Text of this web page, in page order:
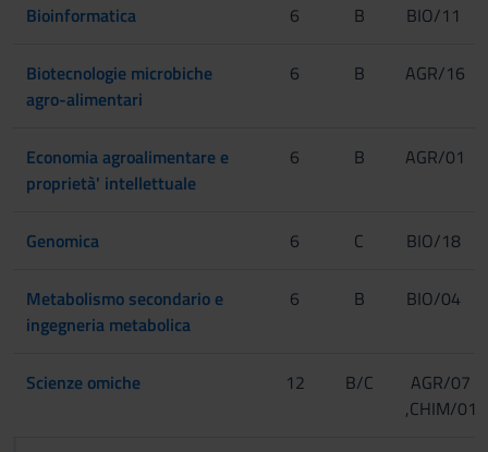
Bioinformatica 6 B BIO/11
Biotecnologie microbiche
agro-alimentari
6 B AGR/16
Economia agroalimentare e
proprietà' intellettuale
6 B AGR/01
Genomica 6 C BIO/18
Metabolismo secondario e
ingegneria metabolica
6 B BIO/04
Scienze omiche 12 B/C
AGR/07
,CHIM/01